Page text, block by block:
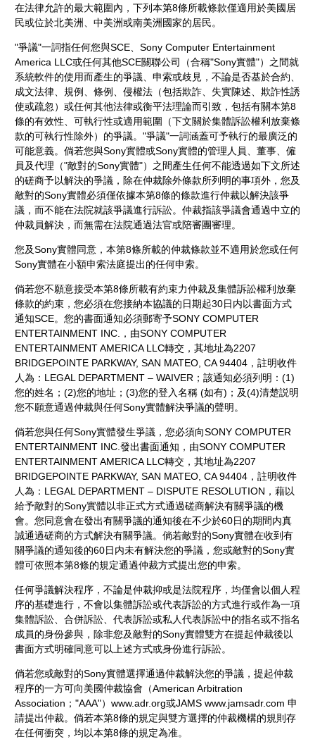
在法律允許的最大範圍內，下列本第8條所載條款僅適用於美國居
民或位於北美洲、中美洲或南美洲國家的居民。
"爭議"一詞指任何您與SCE、Sony Computer Entertainment
America LLC或任何其他SCE關聯公司（合稱"Sony實體"）之間就
系統軟件的使用而產生的爭議、申索或歧見，不論是否基於合約、
成文法律、規例、條例、侵權法（包括欺詐、失實陳述、欺詐性誘
使或疏忽）或任何其他法律或衡平法理論而引致，包括有關本第8
條的有效性、可執行性或適用範圍（下文關於集體訴訟權利放棄條
款的可執行性除外）的爭議。"爭議"一詞涵蓋可予執行的最廣泛的
可能意義。倘若您與Sony實體或Sony實體的管理人員、董事、僱
員及代理（"敵對的Sony實體"）之間產生任何不能透過如下文所述
的磋商予以解決的爭議，除在仲裁除外條款所列明的事項外，您及
敵對的Sony實體必須僅依據本第8條的條款進行仲裁以解決該爭
議，而不能在法院就該爭議進行訴訟。仲裁指該爭議會通過中立的
仲裁員解決，而無需在法院通過法官或陪審團審理。
您及Sony實體同意，本第8條所載的仲裁條款並不適用於您或任何
Sony實體在小額申索法庭提出的任何申索。
倘若您不願意接受本第8條所載有約束力仲裁及集體訴訟權利放棄
條款的約束，您必須在您接納本協議的日期起30日内以書面方式
通知SCE。您的書面通知必須郵寄予SONY COMPUTER
ENTERTAINMENT INC.，由SONY COMPUTER
ENTERTAINMENT AMERICA LLC轉交，其地址為2207
BRIDGEPOINTE PARKWAY, SAN MATEO, CA 94404，註明收件
人為：LEGAL DEPARTMENT – WAIVER；該通知必須列明：(1)
您的姓名；(2)您的地址；(3)您的登入名稱 (如有)；及(4)清楚説明
您不願意通過仲裁與任何Sony實體解決爭議的聲明。
倘若您與任何Sony實體發生爭議，您必須向SONY COMPUTER
ENTERTAINMENT INC.發出書面通知，由SONY COMPUTER
ENTERTAINMENT AMERICA LLC轉交，其地址為2207
BRIDGEPOINTE PARKWAY, SAN MATEO, CA 94404，註明收件
人為：LEGAL DEPARTMENT – DISPUTE RESOLUTION，藉以
給予敵對的Sony實體以非正式方式通過磋商解決有關爭議的機
會。您同意會在發出有關爭議的通知後在不少於60日的期間内真
誠通過磋商的方式解決有關爭議。倘若敵對的Sony實體在收到有
關爭議的通知後的60日内未有解決您的爭議，您或敵對的Sony實
體可依照本第8條的規定通過仲裁方式提出您的申索。
任何爭議解決程序，不論是仲裁抑或是法院程序，均僅會以個人程
序的基礎進行，不會以集體訴訟或代表訴訟的方式進行或作為一項
集體訴訟、合併訴訟、代表訴訟或私人代表訴訟中的指名或不指名
成員的身份參與，除非您及敵對的Sony實體雙方在提起仲裁後以
書面方式明確同意可以上述方式或身份進行訴訟。
倘若您或敵對的Sony實體選擇通過仲裁解決您的爭議，提起仲裁
程序的一方可向美國仲裁協會（American Arbitration
Association；"AAA"）www.adr.org或JAMS www.jamsadr.com 申
請提出仲裁。倘若本第8條的規定與雙方選擇的仲裁機構的規則存
在任何衝突，均以本第8條的規定為准。